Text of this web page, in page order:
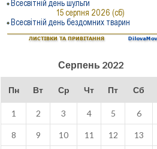
Серпень 2022
Пн Вт Ср Чт Пт Сб
1 2 3 4 5 6
8 9 10 11 12 13